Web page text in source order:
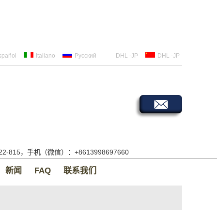
Italiano Русский DHL -JP DHL -JP
815，手机（微信）：+8613998697660
新闻 FAQ 联系我们